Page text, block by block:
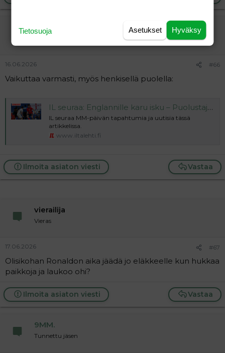
vierailija
16.06.2026 #66
Vaikuttaa varmasti, myös henkisellä puolella:
IL seuraa: Englannille karu isku – Puolustaja ulos MM-kisoista
IL seuraa MM-päivän tapahtumia ja uutisia tässä
artikkelissa.
www.iltalehti.fi
Vastaa
Ilmoita asiaton viesti
vierailija
Vieras
17.06.2026 #67
Olisikohan Ronaldon aika jäädä jo eläkkeelle kun hukkaa
paikkoja ja laukoo ohi?
Vastaa
Ilmoita asiaton viesti
9MM.
Tunnettu jäsen
Hyväksy
Asetukset
Tietosuoja